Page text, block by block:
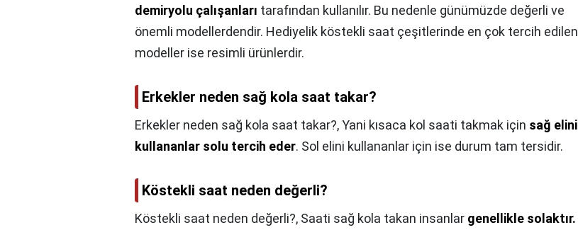
demiryolu çalışanları tarafından kullanılır. Bu nedenle günümüzde değerli ve
önemli modellerdendir. Hediyelik köstekli saat çeşitlerinde en çok tercih edilen
modeller ise resimli ürünlerdir.
Erkekler neden sağ kola saat takar?
Erkekler neden sağ kola saat takar?,Yani kısaca kol saati takmak için sağ elini
kullananlar solu tercih eder. Sol elini kullananlar için ise durum tam tersidir.
Köstekli saat neden değerli?
Köstekli saat neden değerli?, Saati sağ kola takan insanlar genellikle solaktır.